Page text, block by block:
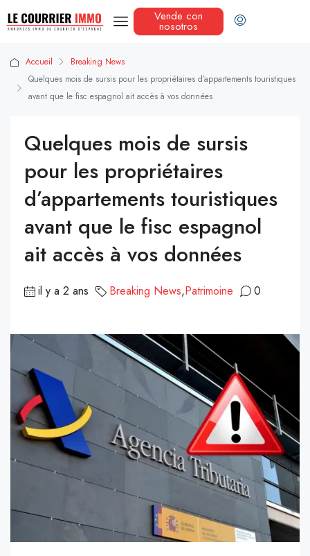
Vende con
nosotros
Accueil
Breaking News
Quelques mois de sursis pour les propriétaires d’appartements touristiques
avant que le fisc espagnol ait accès à vos données
Quelques mois de sursis
pour les propriétaires
d’appartements touristiques
avant que le fisc espagnol
ait accès à vos données
il y a 2 ans Breaking News,Patrimoine 0